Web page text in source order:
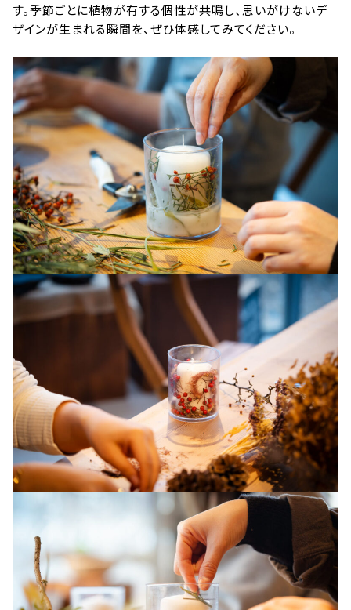
す。季節ごとに植物が有する個性が共鳴し、思いがけないデ
ザインが生まれる瞬間を、ぜひ体感してみてください。